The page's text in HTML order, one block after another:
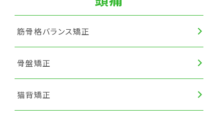
筋骨格バランス矯正
骨盤矯正
猫背矯正